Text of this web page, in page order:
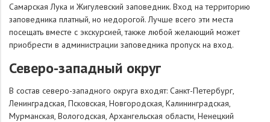
Самарская Лука и Жигулевский заповедник. Вход на территорию
заповедника платный, но недорогой. Лучше всего эти места
посещать вместе с экскурсией, также любой желающий может
приобрести в администрации заповедника пропуск на вход.
Северо-западный округ
В состав северо-западного округа входят: Санкт-Петербург,
Ленинградская, Псковская, Новгородская, Калининградская,
Мурманская, Вологодская, Архангельская области, Ненецкий